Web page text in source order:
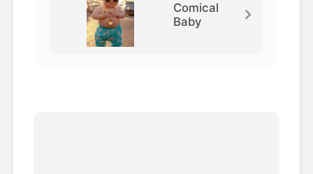
Comical
Baby